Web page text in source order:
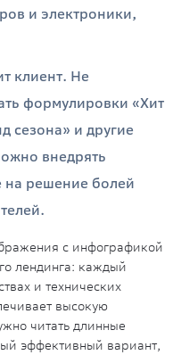
и электроники,
клиент. Не
формулировки «Хит
сезона» и другие
внедрять
на решение болей
с инфографикой
лендинга: каждый
и технических
высокую
читать длинные
эффективный вариант,